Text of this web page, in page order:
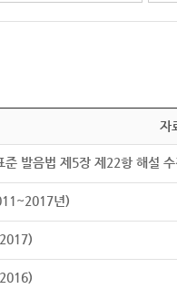
자
준 발음법 제5장 제22항 해설
년)